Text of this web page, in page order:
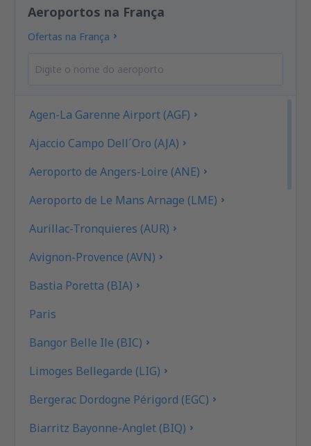
Aeroportos na França
Ofertas na França
Agen-La Garenne Airport (AGF)
Ajaccio Campo Dell´Oro (AJA)
Aeroporto de Angers-Loire (ANE)
Aeroporto de Le Mans Arnage (LME)
Aurillac-Tronquieres (AUR)
Avignon-Provence (AVN)
Bastia Poretta (BIA)
Paris
Bangor Belle Ile (BIC)
Limoges Bellegarde (LIG)
Bergerac Dordogne Périgord (EGC)
Biarritz Bayonne-Anglet (BIQ)